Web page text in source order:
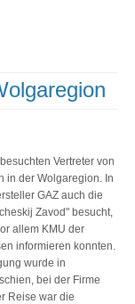
Vertreter von
in der Wolgaregion. In
GAZ auch die
Zavod" besucht,
allem KMU der
informieren konnten.
wurde in
bei der Firme
Reise war die